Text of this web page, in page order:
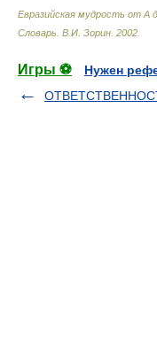
Евразийская мудрость от А
Словарь В.И. Зорин 2002
Игры ⚽
Нужен